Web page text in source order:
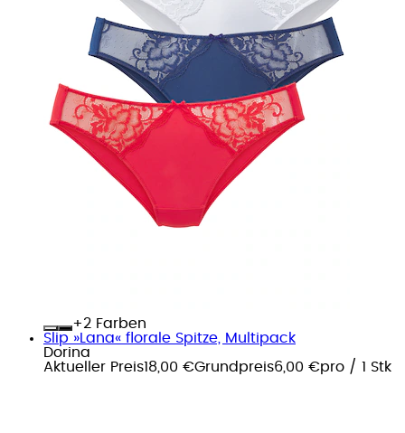
+
Farben
Slip »Lana« florale Spitze, Multipack
Dorina
Aktueller Preis18,00 €Grundpreis6,00 €pro / 1 Stk